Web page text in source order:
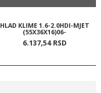
HLAD KLIME 1.6-2.0HDI-MJET
(55X36X16)06-
6.137,54 RSD